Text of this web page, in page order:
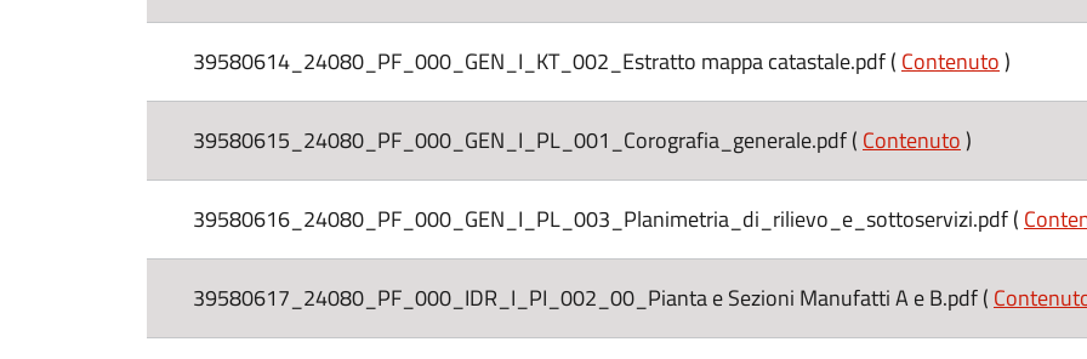
39580614_24080_PF_000_GEN_I_KT_002_Estratto mappa catastale.pdf ( Contenuto)
39580615_24080_PF_000_GEN_I_PL_001_Corografia_generale.pdf ( Contenuto)
39580616_24080_PF_000_GEN_I_PL_003_Planimetria_di_rilievo_e_sottoservizi.pdf (
39580617_24080_PF_000_IDR_I_PI_002_00_Pianta e Sezioni Manufatti A e B.pdf (